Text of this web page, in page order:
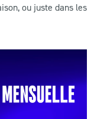
ou juste dans les